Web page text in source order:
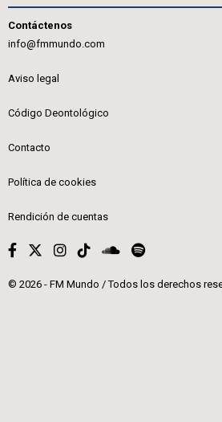
Contáctenos
info@fmmundo.com
Aviso legal
Código Deontológico
Contacto
Política de cookies
Rendición de cuentas
© 2026 - FM Mundo / Todos los derechos